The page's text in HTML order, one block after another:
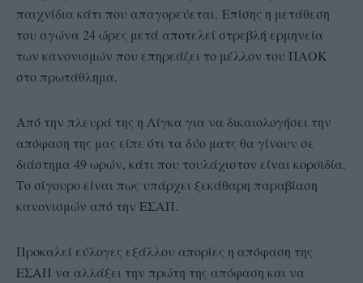
παιχνίδια κάτι που απαγορεύεται. Επίσης η μετάθεση
του αγώνα 24 ώρες μετά αποτελεί στρεβλή ερμηνεία
των κανονισμών που επηρεάζει το μέλλον του ΠΑΟΚ
στο πρωτάθλημα.
Από την πλευρά της η Λίγκα για να δικαιολογήσει την
απόφαση της μας είπε ότι τα δύο ματς θα γίνουν σε
διάστημα 49 ωρών, κάτι που τουλάχιστον είναι κοροϊδία.
Το σίγουρο είναι πως υπάρχει ξεκάθαρη παραβίαση
κανονισμών από την ΕΣΑΠ.
Προκαλεί εύλογες εξάλλου απορίες η απόφαση της
ΕΣΑΠ να αλλάξει την πρώτη της απόφαση και να